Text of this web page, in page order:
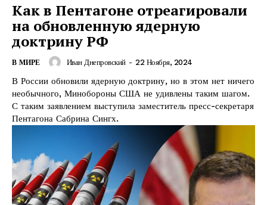
КавПолит
Как в Пентагоне отреагировали
на обновленную ядерную
доктрину РФ
В МИРЕ Иван Днепровский - 22 Ноября, 2024
В России обновили ядерную доктрину, но в этом нет ничего
необычного, Минобороны США не удивлены таким шагом.
С таким заявлением выступила заместитель пресс-секретаря
Пентагона Сабрина Сингх.